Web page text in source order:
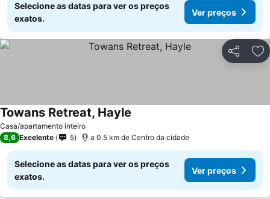
Selecione as datas para ver os preços
exatos.
Ver preços
Partilhar
Casa/apartamento inteiro
Towans Retreat, Hayle
8,6 Excelente 5 a 0.5 km de Centro da cidade
Selecione as datas para ver os preços
exatos.
Ver preços